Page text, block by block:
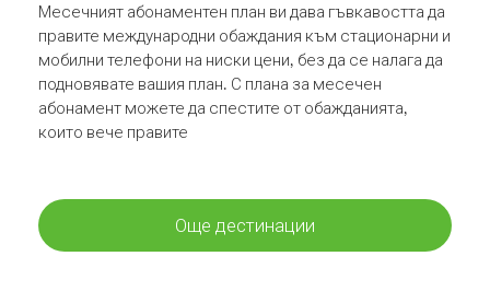
Месечният абонаментен план ви дава гъвкавостта да
правите международни обаждания към стационарни и
мобилни телефони на ниски цени, без да се налага да
подновявате вашия план. С плана за месечен
абонамент можете да спестите от обажданията,
които вече правите
Още дестинации